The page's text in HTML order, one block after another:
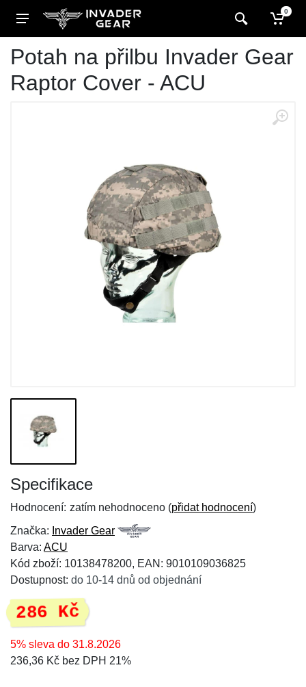
0
Potah na přilbu Invader Gear
Raptor Cover - ACU
Specifikace
Hodnocení: zatím nehodnoceno (přidat hodnocení)
Značka: Invader Gear
Barva: ACU
Kód zboží: 10138478200, EAN: 9010109036825
Dostupnost: do 10-14 dnů od objednání
286 Kč
5% sleva do 31.8.2026
236,36 Kč bez DPH 21%